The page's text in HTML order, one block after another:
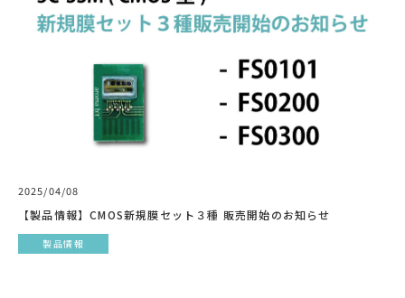
2025/04/08
【製品情報】CMOS新規膜セット３種 販売開始のお知らせ
製品情報